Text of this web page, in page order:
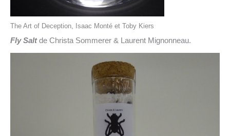
The Art of Deception, Isaac Monté et Toby Kiers
Fly Saltde Christa Sommerer & Laurent Mignonneau.